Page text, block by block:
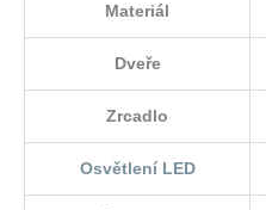
Materiál
Dveře
Zrcadlo
Osvětlení LED